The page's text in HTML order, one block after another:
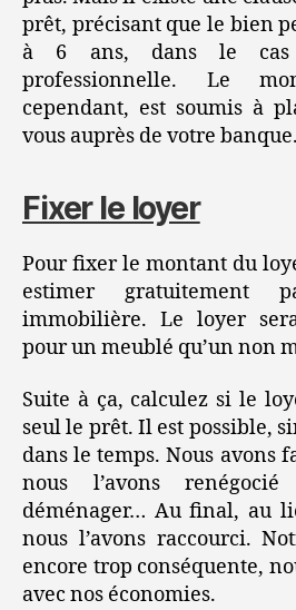
prêt, précisant que le bien
à 6 ans, dans le cas
professionnelle. Le
cependant, est soumis à
vous auprès de votre banque.
Fixer le loyer
Pour fixer le montant du
estimer gratuitement
immobilière. Le loyer
pour un meublé qu’un non
Suite à ça, calculez si le
seul le prêt. Il est possible,
dans le temps. Nous avons
nous l’avons
déménager… Au final, au
nous l’avons raccourci.
encore trop conséquente,
avec nos économies.